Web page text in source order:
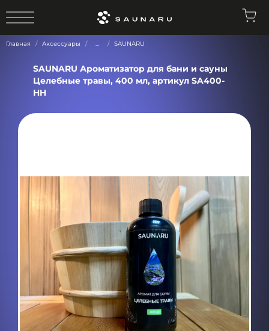
Главная Аксессуары ... SAUNARU
SAUNARU Ароматизатор для бани и сауны
Целебные травы, 400 мл, артикул SA400-
HH